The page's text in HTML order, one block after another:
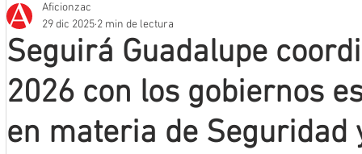
Que no se olvide
Mineros LNBP
Seguirá Guadalupe
2026 con los gobiernos
en materia de Seguridad
Aficionzac
29 dic 2025 2 min de lectura